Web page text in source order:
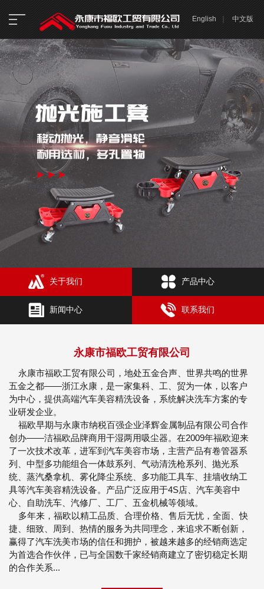
English 中文版
关于我们 产品中心
新闻中心 联系我们
永康市福欧工贸有限公司
永康市福欧工贸有限公司，地处五金合声、世界共鸣的世界
五金之都——浙江永康，是一家集科、工、贸为一体，以客户
为中心，提供高端汽车美容精洗设备，系统解决洗车方案的专
业研发企业。
福欧早期与永康市纳税百强企业泽辉金属制品有限公司合作
创办——洁福欧品牌商用干湿两用吸尘器。在2009年福欧迎来
了一次技术改革，进军到汽车美容市场，主营产品有卷管器系
列、中型多功能组合一体鼓系列、气动清洗枪系列、抛光系
统、蒸汽桑拿机、雾化降尘系统、多功能工具车、挂墙收纳工
具等汽车美容精洗设备。产品广泛应用于4S店、汽车美容中
心、自助洗车、汽修厂、工厂、五金机械等领域。
多年来，福欧以精工品质、合理价格、售后无忧，全面、快
捷、细致、周到、热情的服务为共同理念，来追求不断创新，
赢得了汽车洗美市场的信任和拥护，被越来越多的经销商选定
为首选合作伙伴，已与全国数千家经销商建立了密切稳定长期
的合作关系...